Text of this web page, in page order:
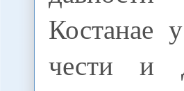
Костанае
чести и